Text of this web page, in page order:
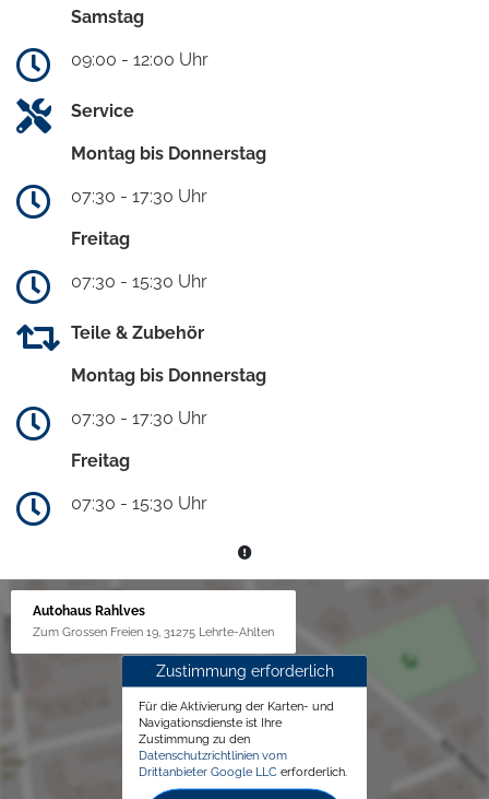
Samstag
09:00 - 12:00 Uhr
Service
Montag bis Donnerstag
07:30 - 17:30 Uhr
Freitag
07:30 - 15:30 Uhr
Teile & Zubehör
Montag bis Donnerstag
07:30 - 17:30 Uhr
Freitag
07:30 - 15:30 Uhr
Autohaus Rahlves
Zum Grossen Freien 19, 31275 Lehrte-Ahlten
Zustimmung erforderlich
Für die Aktivierung der Karten- und
Navigationsdienste ist Ihre
Zustimmung zu den
Datenschutzrichtlinien vom
Drittanbieter Google LLC erforderlich.